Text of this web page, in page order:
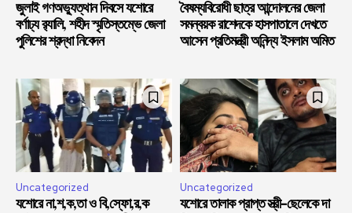
জুলাই গণঅভ্যুত্থান দিবসে যশোরে
বর্ণাঢ্য র‍্যালি, শহীদ স্মৃতিস্তম্ভে জেলা
পুলিশের শ্রদ্ধা নিবেদন
বৈষম্যবিরোধী ছাত্র আন্দোলনের জেলা
সমন্বয়ক রাশেদকে হাসপাতালে দেখতে
আসেন প্রতিমন্ত্রী অনিন্দ্য ইসলাম অমিত
Uncategorized
যশোরে না,শ,ক,তা ও বি,স্ফো,র,ক
Uncategorized
যশোরে তালাক প্রাপ্ত স্ত্রী-ছেলেকে দা